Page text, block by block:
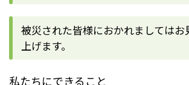
被災された皆様におかれましてはお
上げます。
私たちにできること